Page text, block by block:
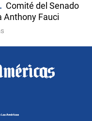
Comité del Senado
Anthony Fauci